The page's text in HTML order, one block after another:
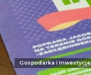
Gospodarka i Inwestycje